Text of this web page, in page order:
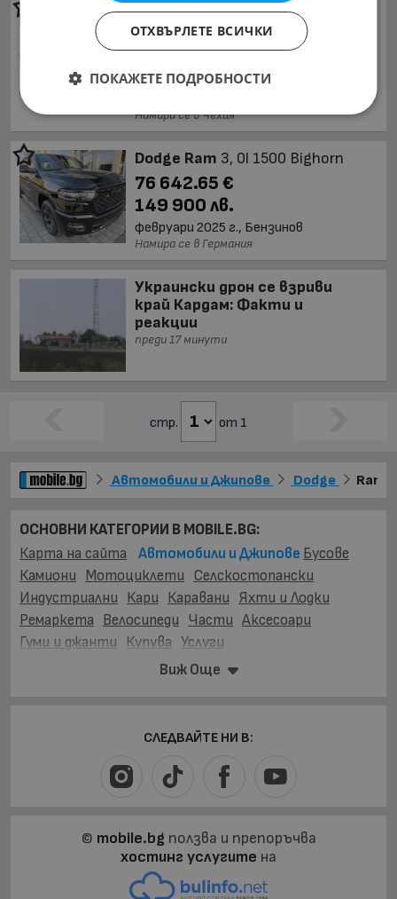
Dodge Ram
61 999 €
121 259.50 лв.
Цената е без ДДС
Намира се в Чехия
Dodge Ram 3, 0l 1500 Bighorn
76 642.65 €
149 900 лв.
февруари 2025 г., Бензинов
Намира се в Германия
Украински дрон се взриви
край Кардам: Факти и
реакции
преди 17 минути
стр. от 1
Автомобили и Джипове Dodge Ram
Виж Още
ОСНОВНИ КАТЕГОРИИ В MOBILE.BG:
Карта на сайта
Автомобили и Джипове Бусове
Камиони Мотоциклети Селскостопански
Индустриални Кари Каравани Яхти и Лодки
Ремаркета Велосипеди Части Аксесоари
Гуми и джанти
Купува Услуги
Audi (16296) Austin
Bertone (1) Buick Cadillac
(120) DFSK (4) DONGFENG (113)
DR Automobiles (5) DS (147) Dacia (1845)
Daihatsu (239) Daimler (3)
СЛЕДВАЙТЕ НИ В:
© mobile.bg ползва и препоръчва
хостинг услугите на
ОТХВЪРЛЕТЕ ВСИЧКИ
ПОКАЖЕТЕ ПОДРОБНОСТИ